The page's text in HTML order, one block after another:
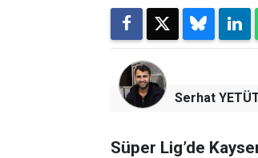
Serhat
Süper Lig’de